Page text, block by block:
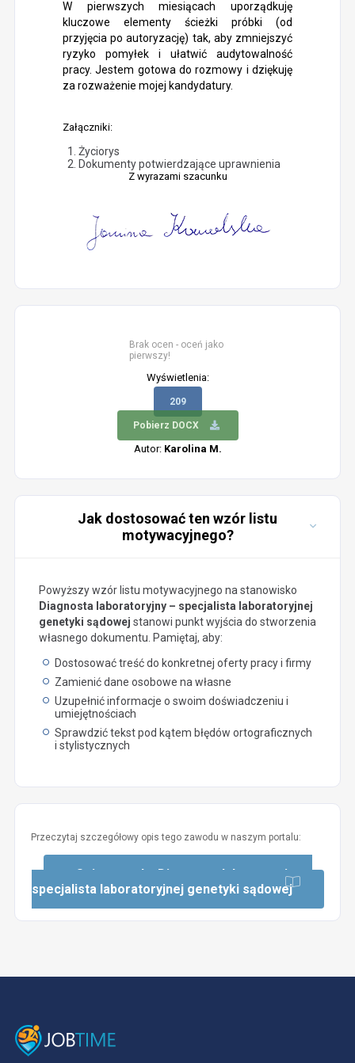
W pierwszych miesiącach uporządkuję
kluczowe elementy ścieżki próbki (od
przyjęcia po autoryzację) tak, aby zmniejszyć
ryzyko pomyłek i ułatwić audytowalność
pracy. Jestem gotowa do rozmowy i dziękuję
za rozważenie mojej kandydatury.
Załączniki:
Życiorys
Dokumenty potwierdzające uprawnienia
Z wyrazami szacunku
Brak ocen - oceń jako
pierwszy!
Wyświetlenia:
209
Pobierz DOCX
Autor: Karolina M.
Jak dostosować ten wzór listu
motywacyjnego?
Powyższy wzór listu motywacyjnego na stanowisko
Diagnosta laboratoryjny – specjalista laboratoryjnej
genetyki sądowej stanowi punkt wyjścia do stworzenia
własnego dokumentu. Pamiętaj, aby:
Dostosować treść do konkretnej oferty pracy i firmy
Zamienić dane osobowe na własne
Uzupełnić informacje o swoim doświadczeniu i
umiejętnościach
Sprawdzić tekst pod kątem błędów ortograficznych
i stylistycznych
Przeczytaj szczegółowy opis tego zawodu w naszym portalu:
Opis zawodu: Diagnosta laboratoryjny –
specjalista laboratoryjnej genetyki sądowej